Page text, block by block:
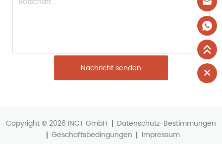
Nachricht senden
Copyright © 2026 INCT GmbH
Datenschutz-Bestimmungen
Geschäftsbedingungen
Impressum